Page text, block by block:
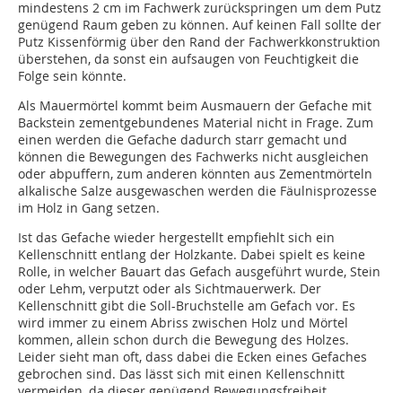
mindestens 2 cm im Fachwerk zurückspringen um dem Putz
genügend Raum geben zu können. Auf keinen Fall sollte der
Putz Kissenförmig über den Rand der Fachwerkkonstruktion
überstehen, da sonst ein aufsaugen von Feuchtigkeit die
Folge sein könnte.
Als Mauermörtel kommt beim Ausmauern der Gefache mit
Backstein zementgebundenes Material nicht in Frage. Zum
einen werden die Gefache dadurch starr gemacht und
können die Bewegungen des Fachwerks nicht ausgleichen
oder abpuffern, zum anderen könnten aus Zementmörteln
alkalische Salze ausgewaschen werden die Fäulnisprozesse
im Holz in Gang setzen.
Ist das Gefache wieder hergestellt empfiehlt sich ein
Kellenschnitt entlang der Holzkante. Dabei spielt es keine
Rolle, in welcher Bauart das Gefach ausgeführt wurde, Stein
oder Lehm, verputzt oder als Sichtmauerwerk. Der
Kellenschnitt gibt die Soll-Bruchstelle am Gefach vor. Es
wird immer zu einem Abriss zwischen Holz und Mörtel
kommen, allein schon durch die Bewegung des Holzes.
Leider sieht man oft, dass dabei die Ecken eines Gefaches
gebrochen sind. Das lässt sich mit einen Kellenschnitt